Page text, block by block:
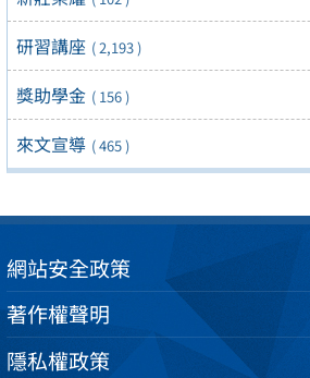
研習講座 ( 2,193 )
獎助學金 ( 156 )
來文宣導 ( 465 )
網站安全政策
著作權聲明
隱私權政策